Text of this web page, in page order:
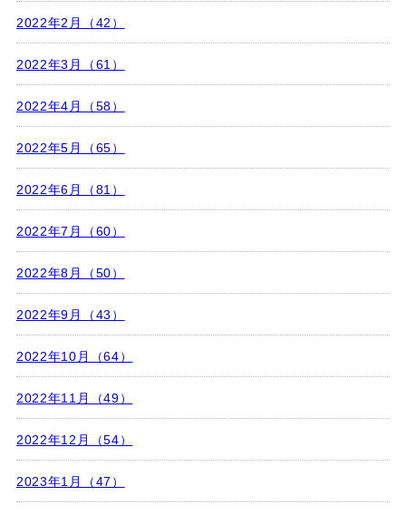
2022年2月（42）
2022年3月（61）
2022年4月（58）
2022年5月（65）
2022年6月（81）
2022年7月（60）
2022年8月（50）
2022年9月（43）
2022年10月（64）
2022年11月（49）
2022年12月（54）
2023年1月（47）